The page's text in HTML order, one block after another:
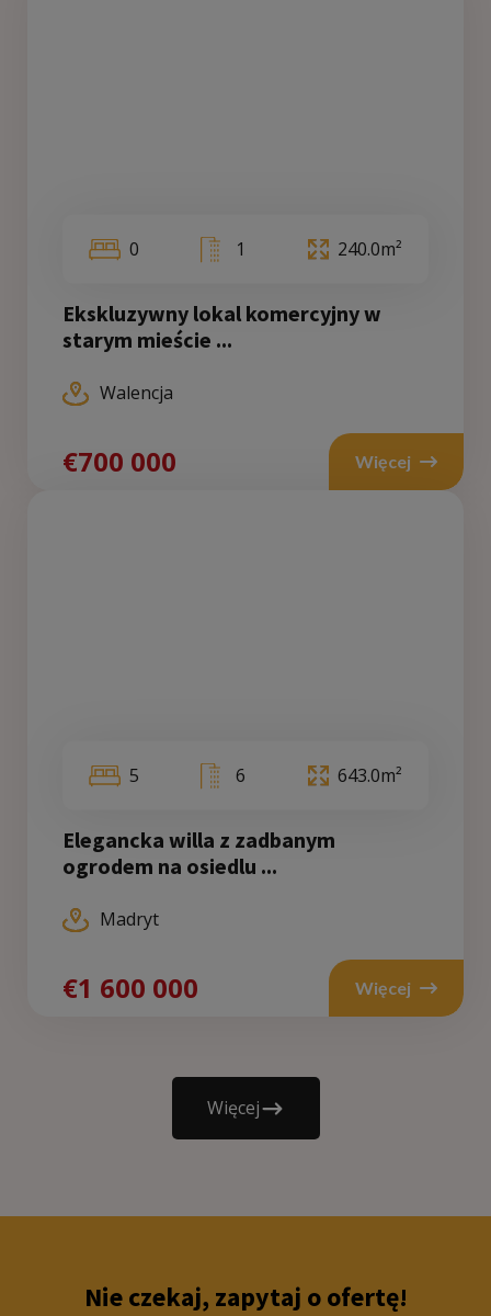
0 1 240.0m²
Ekskluzywny lokal komercyjny w
starym mieście ...
Walencja
€700 000 Więcej
5 6 643.0m²
Elegancka willa z zadbanym
ogrodem na osiedlu ...
Madryt
€1 600 000 Więcej
Więcej
Nie czekaj, zapytaj o ofertę!